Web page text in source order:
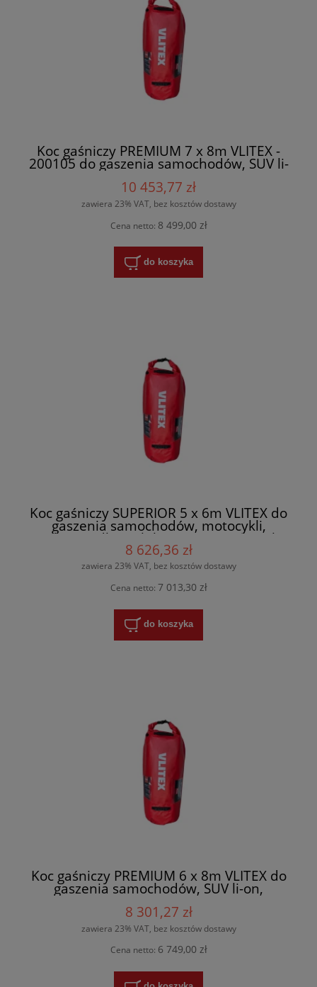
Koc gaśniczy PREMIUM 7 x 8m VLITEX -
200105 do gaszenia samochodów, SUV li-
on, wielokrotnego użytku + torba
10 453,77 zł
zawiera 23% VAT, bez kosztów dostawy
Cena netto: 8 499,00 zł
do koszyka
Koc gaśniczy SUPERIOR 5 x 6m VLITEX do
gaszenia samochodów, motocykli,
wózków widłowych li-on - 200249 + torba
8 626,36 zł
zawiera 23% VAT, bez kosztów dostawy
Cena netto: 7 013,30 zł
do koszyka
Koc gaśniczy PREMIUM 6 x 8m VLITEX do
gaszenia samochodów, SUV li-on,
wielokrotnego użytku - 200102 + torba
8 301,27 zł
zawiera 23% VAT, bez kosztów dostawy
Cena netto: 6 749,00 zł